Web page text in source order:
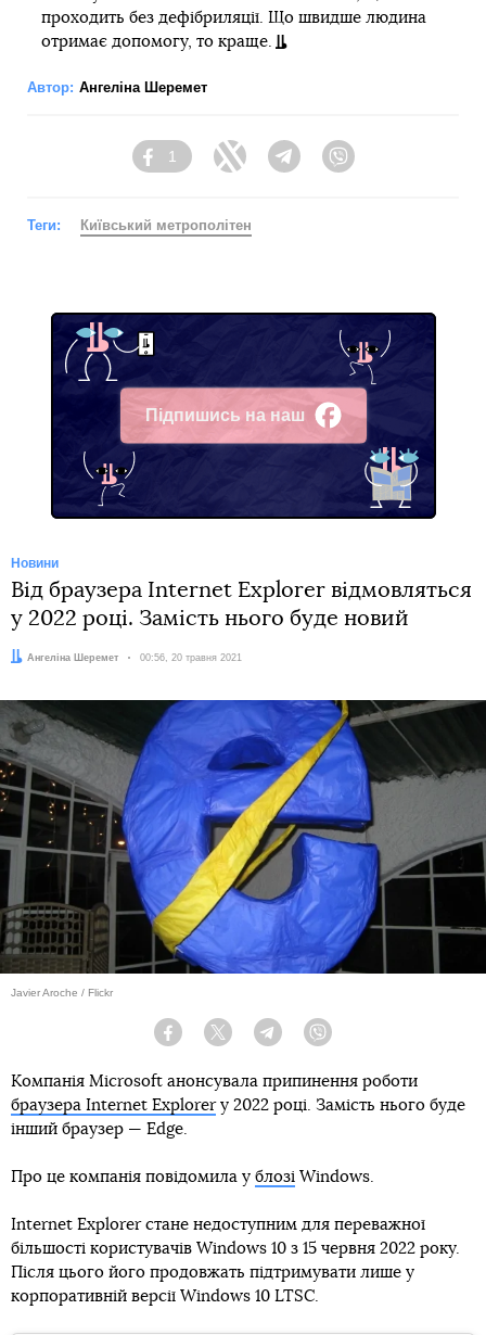
проходить без дефібриляції. Що швидше людина
отримає допомогу, то краще.
Автор: Ангеліна Шеремет
Facebook
1
Twitter TelegramViber
Теги: Київський метрополітен
Підпишись на наш
Facebook
Новини
Від браузера Internet Explorer відмовляться
у 2022 році. Замість нього буде новий
Автор:
Ангеліна Шеремет Дата:
00:56, 20 травня 2021
Javier Aroche / Flickr
Facebook Twitter Telegram
Компанія Microsoft анонсувала припинення роботи
браузера Internet Explorerу 2022 році. Замість нього буде
інший браузер — Edge.
Про це компанія повідомила у блозі Windows.
Internet Explorer стане недоступним для переважної
більшості користувачів Windows 10 з 15 червня 2022 року.
Після цього його продовжать підтримувати лише у
корпоративній версії Windows 10 LTSC.